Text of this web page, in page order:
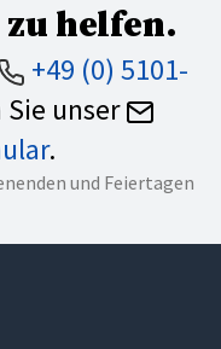
helfen.
+49 (0) 5101-
unser
.
und Feiertagen